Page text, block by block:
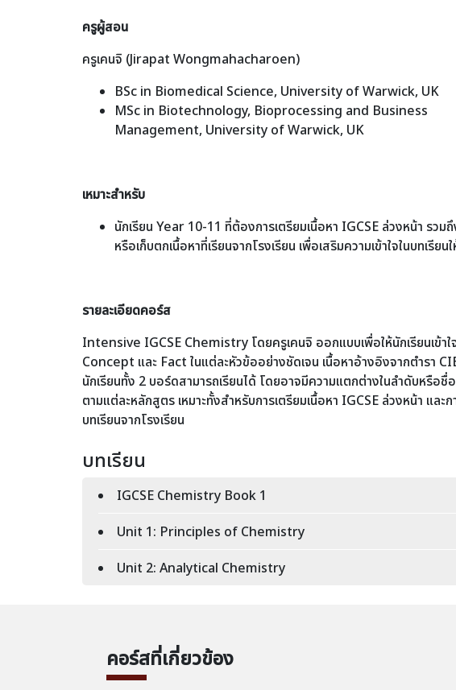
ครูผู้สอน
ครูเคนจิ (Jirapat Wongmahacharoen)
BSc in Biomedical Science, University of Warwick, UK
MSc in Biotechnology, Bioprocessing and Business
Management, University of Warwick, UK
เหมาะสำหรับ
นักเรียน Year 10-11 ที่ต้องการเตรียมเนื้อหา IGCSE ล่วงหน้า รวม
หรือเก็บตกเนื้อหาที่เรียนจากโรงเรียน เพื่อเสริมความเข้าใจในบทเรียน
รายละเอียดคอร์ส
Intensive IGCSE Chemistry โดยครูเคนจิ ออกแบบเพื่อให้นักเรียนเข้าใ
Concept และ Fact ในแต่ละหัวข้ออย่างชัดเจน เนื้อหาอ้างอิงจากตำรา
นักเรียนทั้ง 2 บอร์ดสามารถเรียนได้ โดยอาจมีความแตกต่างในลำดับหรือชื่
ตามแต่ละหลักสูตร เหมาะทั้งสำหรับการเตรียมเนื้อหา IGCSE ล่วงหน้า และ
บทเรียนจากโรงเรียน
บทเรียน
IGCSE Chemistry Book 1
Unit 1: Principles of Chemistry
Unit 2: Analytical Chemistry
คอร์สที่เกี่ยวข้อง